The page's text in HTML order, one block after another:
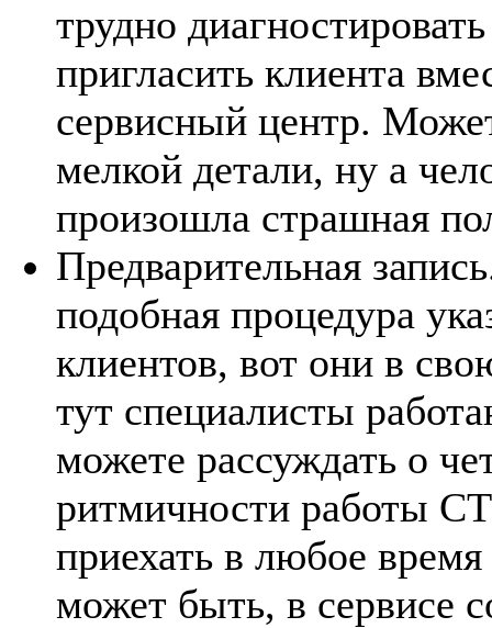
трудно
пригласить клиента
сервисный центр.
мелкой детали, ну а
произошла страшная
Предварительная
подобная процедура
клиентов, вот они в
тут специалисты
можете рассуждать о
ритмичности работы
приехать в любое время
может быть, в сервисе